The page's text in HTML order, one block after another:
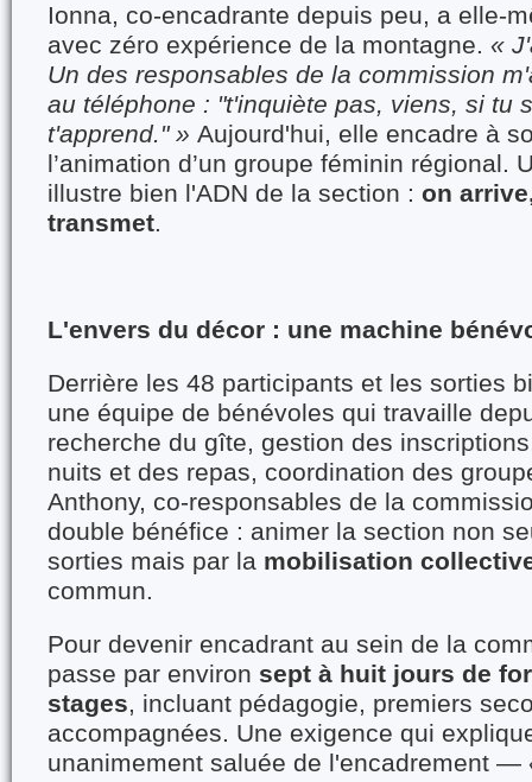
Ionna, co-encadrante depuis peu, a elle-
avec zéro expérience de la montagne. «
Un des responsables de la commission
au téléphone : "t'inquiète pas, viens, si tu
t'apprend." » Aujourd'hui, elle encadre à
l’animation d’un groupe féminin régional.
illustre bien l'ADN de la section : on
transmet.
L'envers du décor : une machine
Derrière les 48 participants et les sorties
une équipe de bénévoles qui travaille
recherche du gîte, gestion des
nuits et des repas, coordination des
Anthony, co-responsables de la
double bénéfice : animer la section non
sorties mais par la mobilisation
commun.
Pour devenir encadrant au sein de la
passe par environ sept à huit jours de
stages, incluant pédagogie, premiers
accompagnées. Une exigence qui
unanimement saluée de l'encadrement —